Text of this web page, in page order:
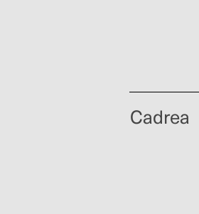
Cadrea